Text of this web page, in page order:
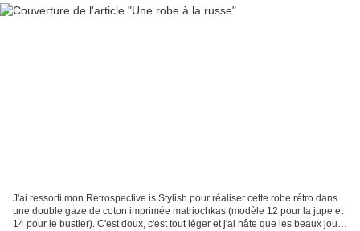
J'ai ressorti mon Retrospective is Stylish pour réaliser cette robe rétro dans
une double gaze de coton imprimée matriochkas (modèle 12 pour la jupe et
14 pour le bustier). C'est doux, c'est tout léger et j'ai hâte que les beaux jours